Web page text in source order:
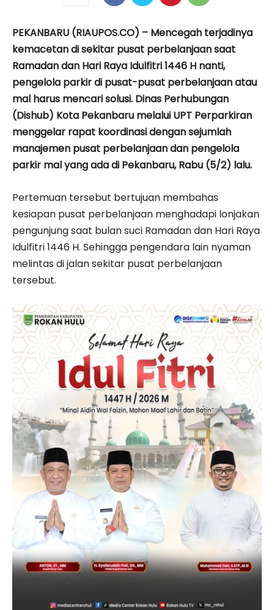
PEKANBARU (RIAUPOS.CO) – Mencegah terjadinya
kemacetan di sekitar pusat perbelanjaan saat
Ramadan dan Hari Raya Idulfitri 1446 H nanti,
pengelola parkir di pusat-pusat perbelanjaan atau
mal harus mencari solusi. Dinas Perhubungan
(Dishub) Kota Pekanbaru melalui UPT Perparkiran
menggelar rapat koordinasi dengan sejumlah
manajemen pusat perbelanjaan dan pengelola
parkir mal yang ada di Pekanbaru, Rabu (5/2) lalu.
Pertemuan tersebut bertujuan membahas
kesiapan pusat perbelanjaan menghadapi lonjakan
pengunjung saat bulan suci Ramadan dan Hari Raya
Idulfitri 1446 H. Sehingga pengendara lain nyaman
melintas di jalan sekitar pusat perbelanjaan
tersebut.